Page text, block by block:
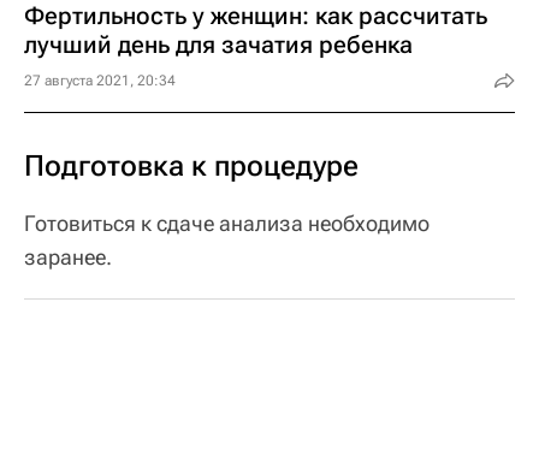
Фертильность у женщин: как рассчитать
лучший день для зачатия ребенка
27 августа 2021, 20:34
Подготовка к процедуре
Готовиться к сдаче анализа необходимо
заранее.